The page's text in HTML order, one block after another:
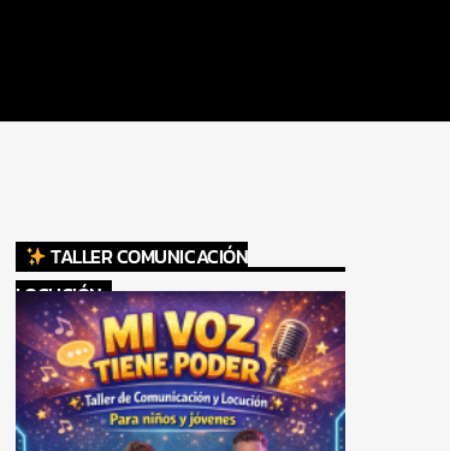
TALLER COMUNICACIÓN
LOCUCIÓN